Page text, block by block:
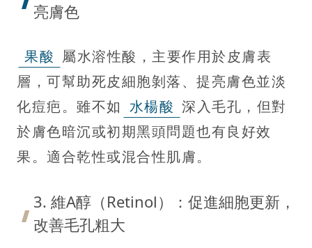
亮膚色
果酸 屬水溶性酸，主要作用於皮膚表
層，可幫助死皮細胞剝落、提亮膚色並淡
化痘疤。雖不如 水楊酸 深入毛孔，但對
於膚色暗沉或初期黑頭問題也有良好效
果。適合乾性或混合性肌膚。
3. 維A醇（Retinol）：促進細胞更新，
改善毛孔粗大